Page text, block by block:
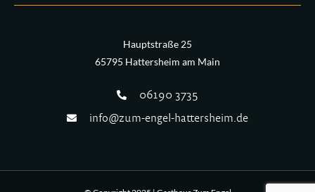
Hauptstraße 25
65795 Hattersheim am Main
06190 3735
info@zum-engel-hattersheim.de